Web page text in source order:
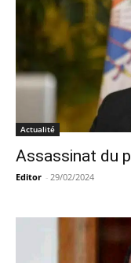
Actualité
Assassinat du
Editor - 29/02/2024